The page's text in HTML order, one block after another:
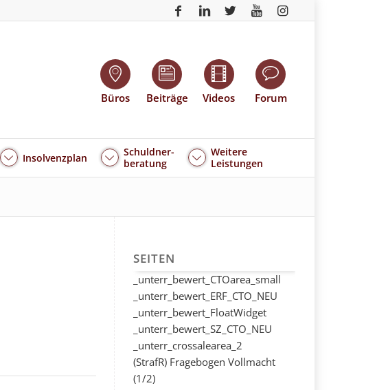
Büros Beiträge Videos Forum
Insolvenzplan
Schuldner-
beratung
Weitere
Leistungen
SEITEN
_unterr_bewert_CTOarea_small
_unterr_bewert_ERF_CTO_NEU
_unterr_bewert_FloatWidget
_unterr_bewert_SZ_CTO_NEU
_unterr_crossalearea_2
(StrafR) Fragebogen Vollmacht
(1/2)